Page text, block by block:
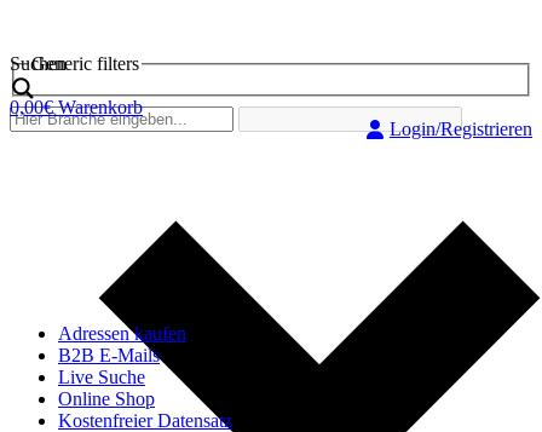
Suchen
Generic filters
0,00€ Warenkorb
Login/Registrieren
Adressen kaufen
B2B E-Mails
Live Suche
Online Shop
Kostenfreier Datensatz